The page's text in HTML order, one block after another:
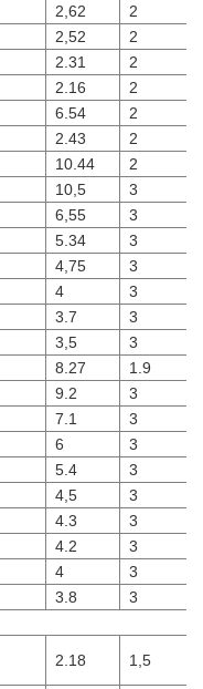
2,62
2
2,52
2
2.31
2
2.16
2
6.54
2
2.43
2
10.44
2
10,5
3
6,55
3
5.34
3
4,75
3
4
3
3.7
3
3,5
3
8.27
1.9
9.2
3
7.1
3
6
3
5.4
3
4,5
3
4.3
3
4.2
3
4
3
3.8
3
2.18 1,5